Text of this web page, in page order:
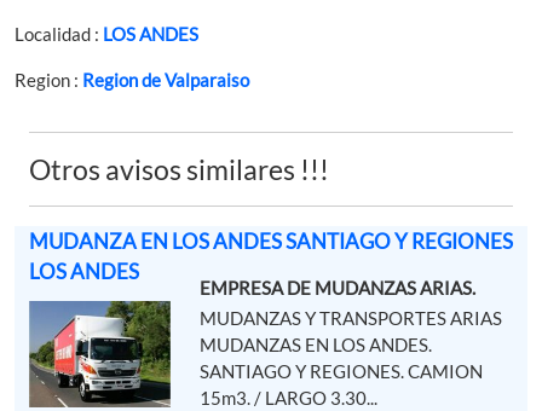
Localidad : LOS ANDES
Region : Region de Valparaiso
Otros avisos similares !!!
MUDANZA EN LOS ANDES SANTIAGO Y REGIONES
LOS ANDES
EMPRESA DE MUDANZAS ARIAS.
MUDANZAS Y TRANSPORTES ARIAS
MUDANZAS EN LOS ANDES.
SANTIAGO Y REGIONES. CAMION
15m3. / LARGO 3.30...